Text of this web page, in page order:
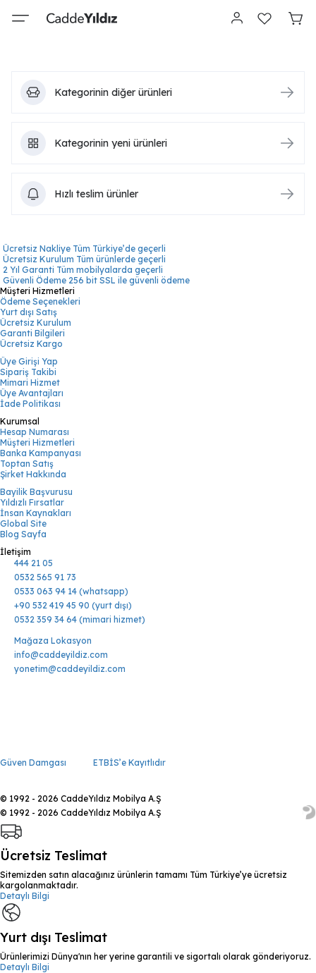
Kategorinin diğer ürünleri
Kategorinin yeni ürünleri
Hızlı teslim ürünler
Ücretsiz Nakliye Tüm Türkiye’de geçerli
Ücretsiz Kurulum Tüm ürünlerde geçerli
2 Yıl Garanti Tüm mobilyalarda geçerli
Güvenli Ödeme 256 bit SSL ile güvenli ödeme
Müşteri Hizmetleri
Ödeme Seçenekleri
Yurt dışı Satış
Ücretsiz Kurulum
Garanti Bilgileri
Ücretsiz Kargo
Üye Girişi Yap
Sipariş Takibi
Mimari Hizmet
Üye Avantajları
İade Politikası
Kurumsal
Hesap Numarası
Müşteri Hizmetleri
Banka Kampanyası
Toptan Satış
Şirket Hakkında
Bayilik Başvurusu
Yıldızlı Fırsatlar
İnsan Kaynakları
Global Site
Blog Sayfa
İletişim
444 21 05
0532 565 91 73
0533 063 94 14 (whatsapp)
+90 532 419 45 90 (yurt dışı)
0532 359 34 64 (mimari hizmet)
Mağaza Lokasyon
info@caddeyildiz.com
yonetim@caddeyildiz.com
Güven Damgası ETBİS’e Kayıtlıdır
© 1992 - 2026 CaddeYıldız Mobilya A.Ş
© 1992 - 2026 CaddeYıldız Mobilya A.Ş
Ücretsiz Teslimat
Sitemizden satın alacağınız ürünlerin tamamı Tüm Türkiye’ye ücretsiz
kargolanmaktadır.
Detaylı Bilgi
Yurt dışı Teslimat
Ürünlerimizi Dünya'nın her yerine garantili ve sigortalı olarak gönderiyoruz.
Detaylı Bilgi